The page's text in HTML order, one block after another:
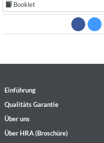
Booklet
Einführung
Qualitäts Garantie
Über uns
Über HRA (Broschüre)